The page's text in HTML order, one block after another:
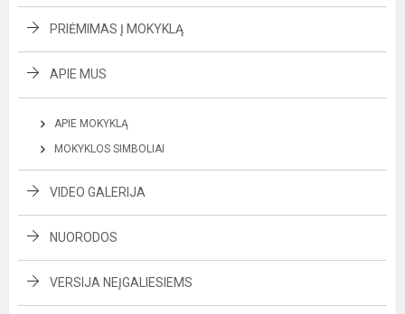
PRIĖMIMAS Į MOKYKLĄ
APIE MUS
APIE MOKYKLĄ
MOKYKLOS SIMBOLIAI
VIDEO GALERIJA
NUORODOS
VERSIJA NEĮGALIESIEMS